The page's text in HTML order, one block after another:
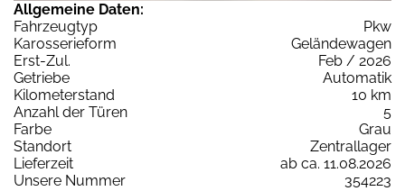
Allgemeine Daten:
Fahrzeugtyp
Pkw
Karosserieform
Geländewagen
Erst-Zul.
Feb / 2026
Getriebe
Automatik
Kilometerstand
10 km
Anzahl der Türen
5
Farbe
Grau
Standort
Zentrallager
Lieferzeit
ab ca. 11.08.2026
Unsere Nummer
354223